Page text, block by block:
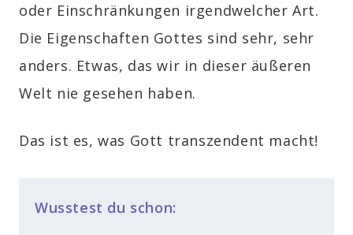
oder Einschränkungen irgendwelcher Art.
Die Eigenschaften Gottes sind sehr, sehr
anders. Etwas, das wir in dieser äußeren
Welt nie gesehen haben.
Das ist es, was Gott transzendent macht!
Wusstest du schon: